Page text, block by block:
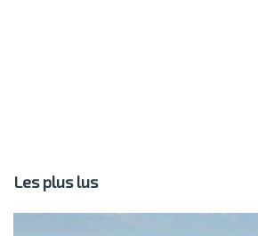
Les plus lus